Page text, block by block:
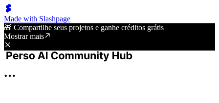
Made with Slashpage
🎁 Compartilhe seus projetos e ganhe créditos grátis
Mostrar mais